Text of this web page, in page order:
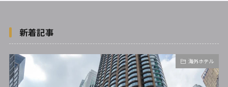
新着記事
海外ホテル